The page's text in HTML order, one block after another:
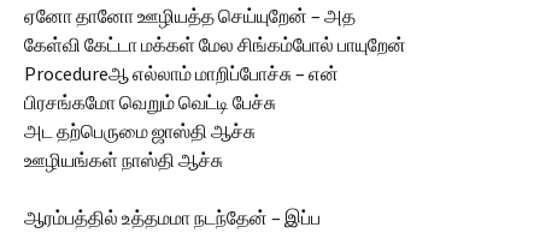
ஏனோ தானோ ஊழியத்த செய்யுறேன் – அத
கேள்வி கேட்டா மக்கள் மேல சிங்கம்போல் பாயுறேன்
Procedureஆ எல்லாம் மாறிப்போச்சு – என்
பிரசங்கமோ வெறும் வெட்டி பேச்சு
அட தற்பெருமை ஜாஸ்தி ஆச்சு
ஊழியங்கள் நாஸ்தி ஆச்சு
ஆரம்பத்தில் உத்தமமா நடந்தேன் – இப்ப